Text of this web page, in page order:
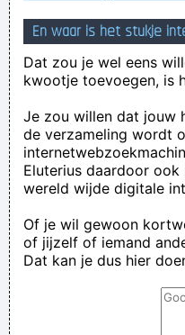
En waar is het stukje
Dat zou je wel eens
kwootje toevoegen, is
Je zou willen dat jouw
de verzameling wordt
Eluterius daardoor
wereld wijde digitale
Of je wil gewoon
of jijzelf of iemand
Dat kan je dus hier